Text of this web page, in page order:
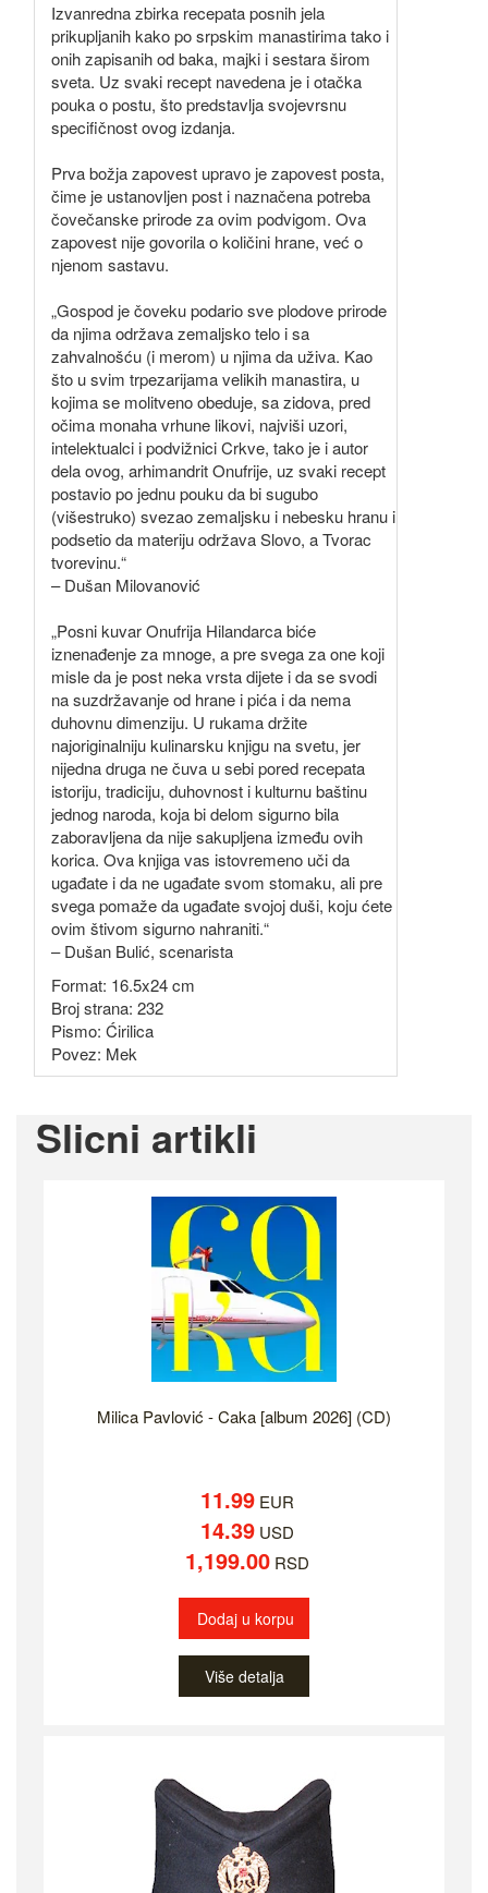
Izvanredna zbirka recepata posnih jela
prikupljanih kako po srpskim manastirima tako i
onih zapisanih od baka, majki i sestara širom
sveta. Uz svaki recept navedena je i otačka
pouka o postu, što predstavlja svojevrsnu
specifičnost ovog izdanja.
Prva božja zapovest upravo je zapovest posta,
čime je ustanovljen post i naznačena potreba
čovečanske prirode za ovim podvigom. Ova
zapovest nije govorila o količini hrane, već o
njenom sastavu.
„Gospod je čoveku podario sve plodove prirode
da njima održava zemaljsko telo i sa
zahvalnošću (i merom) u njima da uživa. Kao
što u svim trpezarijama velikih manastira, u
kojima se molitveno obeduje, sa zidova, pred
očima monaha vrhune likovi, najviši uzori,
intelektualci i podvižnici Crkve, tako je i autor
dela ovog, arhimandrit Onufrije, uz svaki recept
postavio po jednu pouku da bi sugubo
(višestruko) svezao zemaljsku i nebesku hranu i
podsetio da materiju održava Slovo, a Tvorac
tvorevinu.“
– Dušan Milovanović
„Posni kuvar Onufrija Hilandarca biće
iznenađenje za mnoge, a pre svega za one koji
misle da je post neka vrsta dijete i da se svodi
na suzdržavanje od hrane i pića i da nema
duhovnu dimenziju. U rukama držite
najoriginalniju kulinarsku knjigu na svetu, jer
nijedna druga ne čuva u sebi pored recepata
istoriju, tradiciju, duhovnost i kulturnu baštinu
jednog naroda, koja bi delom sigurno bila
zaboravljena da nije sakupljena između ovih
korica. Ova knjiga vas istovremeno uči da
ugađate i da ne ugađate svom stomaku, ali pre
svega pomaže da ugađate svojoj duši, koju ćete
ovim štivom sigurno nahraniti.“
– Dušan Bulić, scenarista
Format: 16.5x24 cm
Broj strana: 232
Pismo: Ćirilica
Povez: Mek
Slicni artikli
Milica Pavlović - Caka [album 2026] (CD)
11.99EUR
14.39USD
1,199.00RSD
Dodaj u korpu
Više detalja